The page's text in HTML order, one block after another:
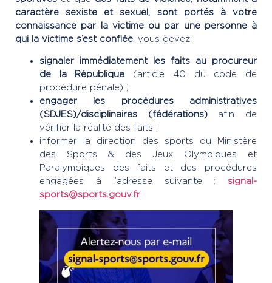
caractère sexiste et sexuel, sont portés à votre
connaissance par la victime ou par une personne à
qui la victime s’est confiée , vous devez :
signaler immédiatement les faits au procureur
de la République (article 40 du code de
procédure pénale) ;
engager les procédures administratives
(SDJES)/disciplinaires (fédérations)afin de
vérifier la réalité des faits ;
informer la direction des sports du Ministère
des Sports & des Jeux Olympiques et
Paralympiques des faits et des procédures
engagées à l’adresse suivante : signal-
sports@sports.gouv.fr